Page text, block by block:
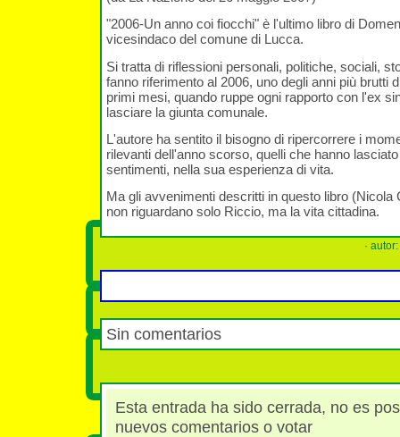
"2006-Un anno coi fiocchi" è l'ultimo libro di
vicesindaco del comune di Lucca.
Si tratta di riflessioni personali, politiche, sociali,
fanno riferimento al 2006, uno degli anni più brutti
primi mesi, quando ruppe ogni rapporto con l'ex
lasciare la giunta comunale.
L'autore ha sentito il bisogno di ripercorrere i
rilevanti dell'anno scorso, quelli che hanno
sentimenti, nella sua esperienza di vita.
Ma gli avvenimenti descritti in questo libro (Nicola
non riguardano solo Riccio, ma la vita cittadina.
· autor:
Sin comentarios
Esta entrada ha sido cerrada, no es
nuevos comentarios o votar